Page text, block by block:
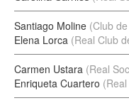
Santiago Moline (Club
Elena Lorca (Real Club
Carmen Ustara (Real
Enriqueta Cuartero